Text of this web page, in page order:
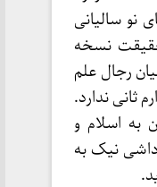
نو سالیانی
نسخه
رجال علم
ثانی ندارد.
به اسلام و
نیک به